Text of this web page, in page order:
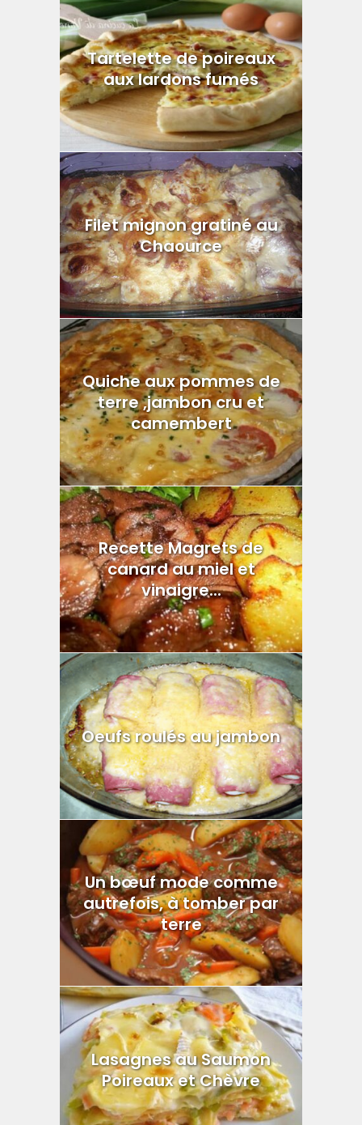
Tartelette de poireaux
aux lardons fumés
Filet mignon gratiné au
Chaource
Quiche aux pommes de
terre ,jambon cru et
camembert
Recette Magrets de
canard au miel et
vinaigre...
Oeufs roulés au jambon
Un bœuf mode comme
autrefois, à tomber par
terre
Lasagnes au Saumon
Poireaux et Chèvre